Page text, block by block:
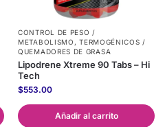
CONTROL DE PESO /
METABOLISMO ,TERMOGÉNICOS /
QUEMADORES DE GRASA
Lipodrene Xtreme 90 Tabs – Hi
Tech
$553.00
Añadir al carrito